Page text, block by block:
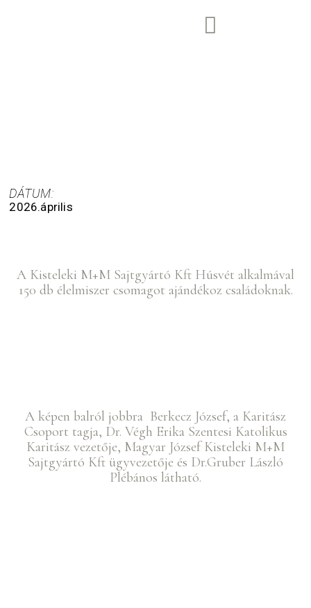
DÁTUM:
2026.április
A Kisteleki M+M Sajtgyártó Kft Húsvét alkalmával
150 db élelmiszer csomagot ajándékoz családoknak.
A képen balról jobbra Berkecz József, a Karitász
Csoport tagja, Dr. Végh Erika Szentesi Katolikus
Karitász vezetője, Magyar József Kisteleki M+M
Sajtgyártó Kft ügyvezetője és Dr.Gruber László
Plébános látható.